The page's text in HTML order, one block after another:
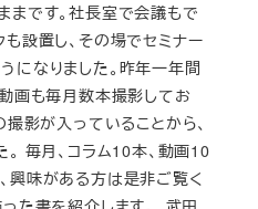
まです。社長室で会議もで
設置し、その場でセミナー
になりました。昨年一年間
画も毎月数本撮影してお
影が入っていることから、
毎月、コラム10本、動画10
興味がある方は是非ご覧く